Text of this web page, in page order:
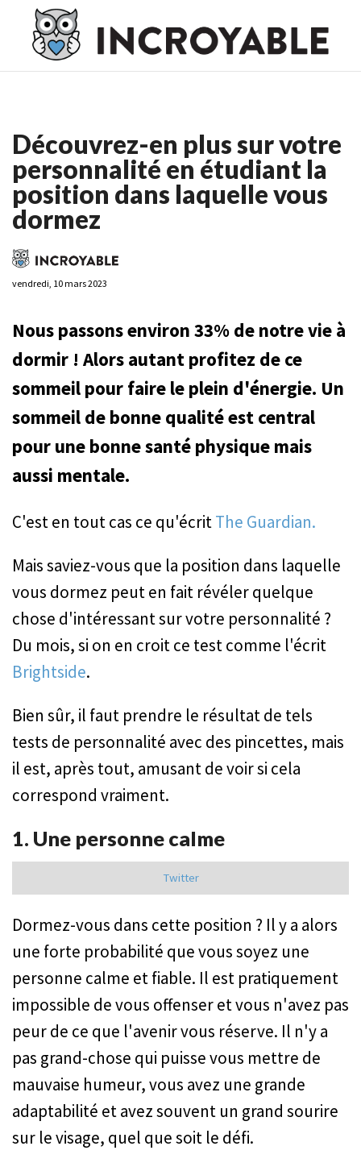
Casino En Ligne France
Casino En Ligne France
Ligne
Découvrez-en plus sur votre
personnalité en étudiant la
position dans laquelle vous
dormez
vendredi, 10 mars 2023
Nous passons environ 33% de notre vie à
dormir ! Alors autant profitez de ce
sommeil pour faire le plein d'énergie. Un
sommeil de bonne qualité est central
pour une bonne santé physique mais
aussi mentale.
C'est en tout cas ce qu'écritThe Guardian.
Mais saviez-vous que la position dans laquelle
vous dormez peut en fait révéler quelque
chose d'intéressant sur votre personnalité ?
Du mois, si on en croit ce test comme l'écrit
Brightside.
Bien sûr, il faut prendre le résultat de tels
tests de personnalité avec des pincettes, mais
il est, après tout, amusant de voir si cela
correspond vraiment.
1. Une personne calme
Twitter
Dormez-vous dans cette position ? Il y a alors
une forte probabilité que vous soyez une
personne calme et fiable. Il est pratiquement
impossible de vous offenser et vous n'avez pas
peur de ce que l'avenir vous réserve. Il n'y a
pas grand-chose qui puisse vous mettre de
mauvaise humeur, vous avez une grande
adaptabilité et avez souvent un grand sourire
sur le visage, quel que soit le défi.